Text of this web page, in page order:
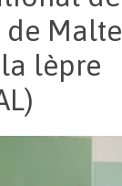
de Malte
lèpre